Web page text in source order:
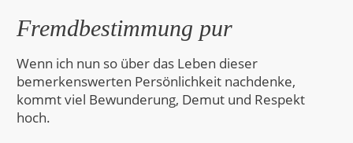
Fremdbestimmung pur
Wenn ich nun so über das Leben dieser
bemerkenswerten Persönlichkeit nachdenke,
kommt viel Bewunderung, Demut und Respekt
hoch.